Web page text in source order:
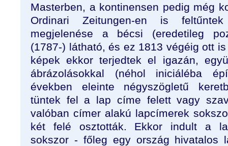
Masterben, a kontinensen pedig még
Ordinari Zeitungen-en is
megjelenése a bécsi (eredetileg
(1787-) látható, és ez 1813 végéig ott
képek ekkor terjedtek el igazán,
ábrázolásokkal (néhol iniciáléba
években eleinte négyszögletű
tüntek fel a lap címe felett vagy
valóban címer alakú lapcímerek
két felé osztották. Ekkor indult a
sokszor - főleg egy ország hivatalos